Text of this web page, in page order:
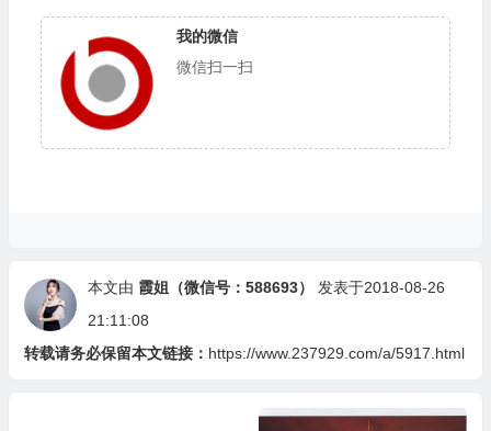
我的微信
微信扫一扫
本文由 霞姐（微信号：588693）
发表于2018-08-26
21:11:08
转载请务必保留本文链接： https://www.237929.com/a/5917.html